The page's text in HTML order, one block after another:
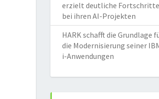
erzielt deutliche Fortschritte
bei ihren AI-Projekten
HARK schafft die Grundlage
die Modernisierung seiner
i-Anwendungen